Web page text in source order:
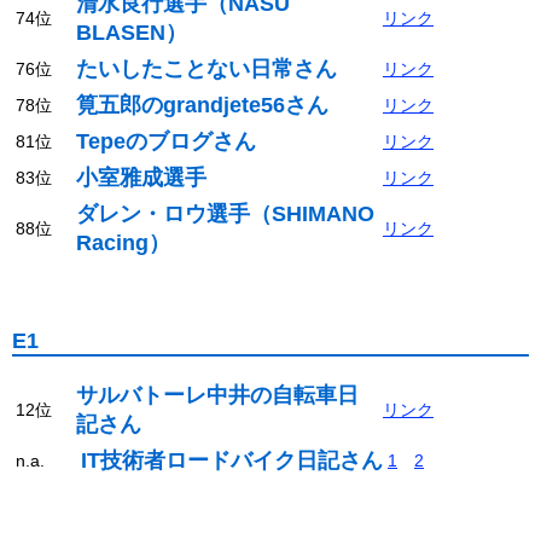
74位
BLASEN）
リンク
76位 たいしたことない日常さん
リンク
78位
筧五郎のgrandjete56さん
リンク
81位
Tepeのブログさん
リンク
83位
小室雅成選手 リンク
88位
ダレン・ロウ選手（SHIMANO
Racing）
リンク
E1
12位
サルバトーレ中井の自転車日
記さん
リンク
n.a. IT技術者ロードバイク日記さん 1 2